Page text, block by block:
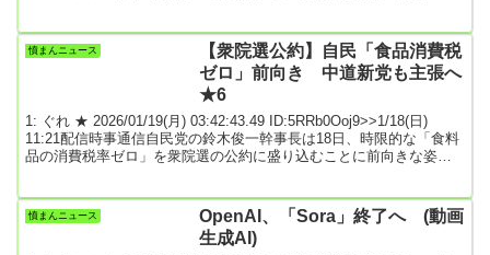
ジも急激に悪化している。【アニメで解説】テスラの没落が止まら
ない...株価は暴落、業績も行き詰った「時代遅れ企業」の行く末
は？株価は大暴落、業績も行き詰っ...
憤まんニュース
【衆院選公約】自民「食品消費税
ゼロ」前向き 中道新党も主張へ
★6
1: ぐれ ★ 2026/01/19(月) 03:42:43.49 ID:5RRb0Ooj9>>1/18(日)
11:21配信時事通信自民党の鈴木俊一幹事長は18日、時限的な「食料
品の消費税率ゼロ」を衆院選の公約に盛り込むことに前向きな姿勢
の討論番組で発言した。自民と日本維新の会が昨年10月に交わした
連立政権樹立の合意書には「飲食料品については2年間に限り消費税
憤まんニュース
OpenAI、「Sora」終了へ (動画
生成AI)